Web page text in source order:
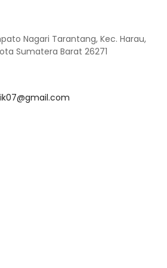
Nagari Tarantang, Kec. Harau,
Sumatera Barat 26271